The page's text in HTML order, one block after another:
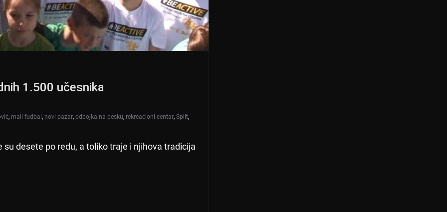
1.500 učesnika
, mali fudbal , novi pazar, odbojka na pesku, rekreacioni centar, Split,
desete po redu, a toliko traje i njihova tradicija